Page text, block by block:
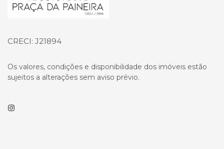
CRECI: J21894
Os valores, condições e disponibilidade dos imóveis estão
sujeitos a alterações sem aviso prévio.
Instagram